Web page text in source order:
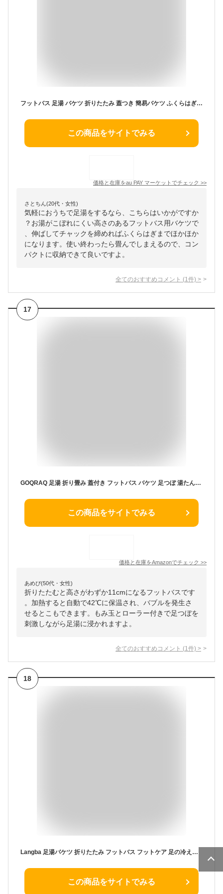
フットバス 足湯 バケツ 折りたたみ 蓋つき 簡易バケツ ふくらはぎ 保温 コンパクト 収納 折り畳み式フットバス 足浴 足元 あったかグッ
この商品をサイトでみる
価格と在庫をau PAY マーケット でチェック >>
さとちん(20代・女性)
気軽におうちで足湯をするなら、こちらはいかがですか
？お湯がこぼれにくい高さのあるフットバス用バケツで
、伸ばしてチャックを締めればふくらはぎまでほかほか
になります。使い終わったら畳んでしまえるので、コン
パクトに収納できて良いですよ。
全てのおすすめコメント (1 件) >
17
GOQRAQ 足湯 折り畳み 蓋付き フットバス バケツ 足つぼ 湯たんぽ 足湯器 桶 自宅 折りたたみ バブル機能 保温機能 足湯用バケツ (B-HA03001)
この商品をサイトでみる
価格と在庫をAmazonでチェック >>
あめぴ(50代・女性)
折りたたむと高さがわずか11cmになるフットバスです
。加熱すると自動で42℃に保温され、バブルを発生さ
せるとこもできます。もみ玉とローラー付きで足つぼを
刺激しながら足湯に浸かれますよ。
全てのおすすめコメント (1 件) >
18
Langba 足湯バケツ 折りたたみ フットバス フットケア 足の冷え対策 疲労軽減 軽量 収納便利 足の浴槽 家庭用 プレゼント どこでも足湯
この商品をサイトでみる